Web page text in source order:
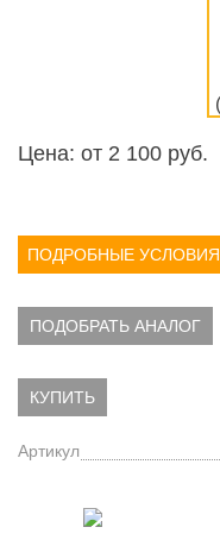
Цена: от 2 100 руб.
ПОДРОБНЫЕ УСЛОВИЯ
ПОДОБРАТЬ АНАЛОГ
КУПИТЬ
Артикул